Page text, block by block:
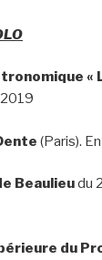
«
2019
(Paris).
Beaulieudu
du